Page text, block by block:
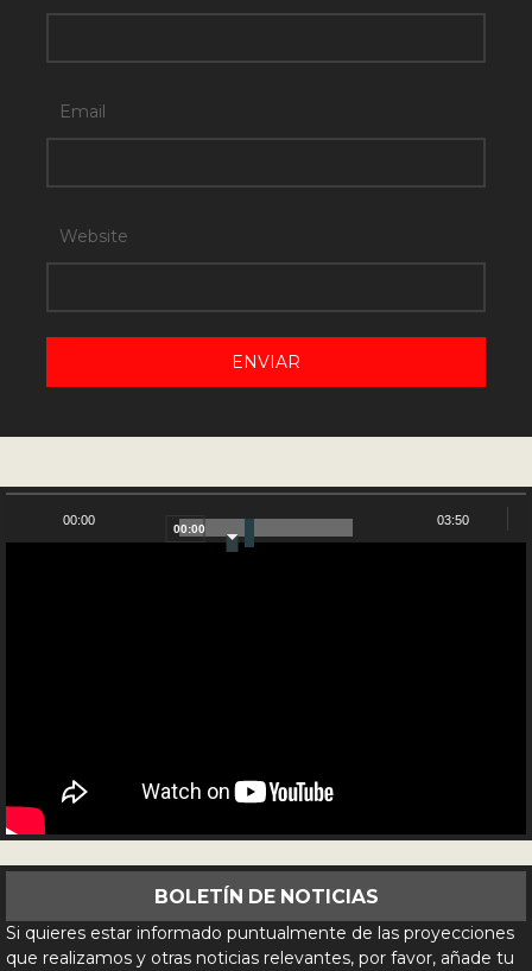
Email
Website
NUESTRO CANAL DE YOUTUBE
00:00
00:00
03:50
BOLETÍN DE NOTICIAS
Si quieres estar informado puntualmente de las proyecciones
que realizamos y otras noticias relevantes, por favor, añade tu